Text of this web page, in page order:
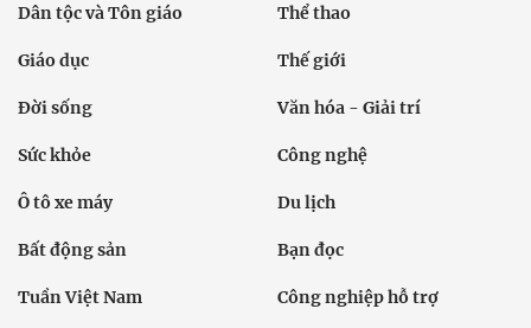
Dân tộc và Tôn giáo Thể thao
Giáo dục Thế giới
Đời sống Văn hóa - Giải trí
Sức khỏe Công nghệ
Ô tô xe máy Du lịch
Bất động sản Bạn đọc
Tuần Việt Nam Công nghiệp hỗ trợ